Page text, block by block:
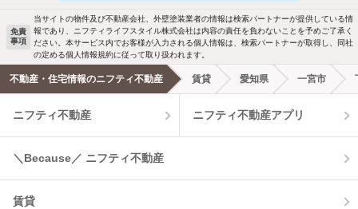
洗濯機置場あり 独立洗面台
エアコンあり 都市ガス
温水洗浄便座 オートロック
コンロ2口以上
免責
事項
当サイトの物件及び不動産会社、外壁塗装業者の情報は検索パートナーが提供している情
報であり、ニフティライフスタイル株式会社は内容の責任を負わないことを予めご了承く
ださい。本サービス内でお客様が入力される個人情報は、検索パートナーが取得し、同社
の定める個人情報規約に従って取り扱われます。
不動産・住宅情報のニフティ不動産 賃貸 愛知県 一宮市
ニフティ不動産 ニフティ不動産アプリ
＼Because／ ニフティ不動産
賃貸